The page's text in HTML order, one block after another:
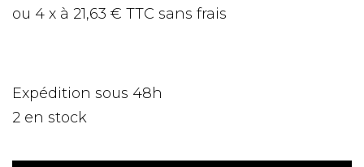
ou 4 x à 21,63 € TTC sans frais
Expédition sous 48h
2 en stock